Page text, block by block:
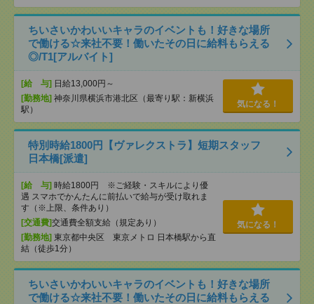
ちいさいかわいいキャラのイベントも！好きな場所
で働ける☆来社不要！働いたその日に給料もらえる
◎/T1[アルバイト]
[給 与] 日給13,000円～
[勤務地] 神奈川県横浜市港北区（最寄り駅：新横浜
駅）
気になる！
特別時給1800円【ヴァレクストラ】短期スタッフ
日本橋[派遣]
[給 与] 時給1800円 ※ご経験・スキルにより優
遇 スマホでかんたんに前払いで給与が受け取れま
す（※上限、条件あり）
[交通費]交通費全額支給（規定あり）
[勤務地] 東京都中央区 東京メトロ 日本橋駅から直
結（徒歩1分）
気になる！
ちいさいかわいいキャラのイベントも！好きな場所
で働ける☆来社不要！働いたその日に給料もらえる